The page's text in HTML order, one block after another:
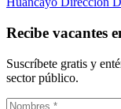
Recibe vacantes
Suscríbete gratis y
sector público.